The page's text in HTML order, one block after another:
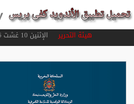
هيئة التحريرالإثنين 10 غشت 2026 العدد : 5494